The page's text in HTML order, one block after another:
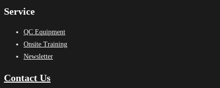
Service
QC Equipment
Onsite Training
Newsletter
Contact Us